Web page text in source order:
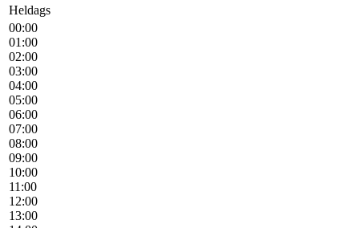
Heldags
00:00
01:00
02:00
03:00
04:00
05:00
06:00
07:00
08:00
09:00
10:00
11:00
12:00
13:00